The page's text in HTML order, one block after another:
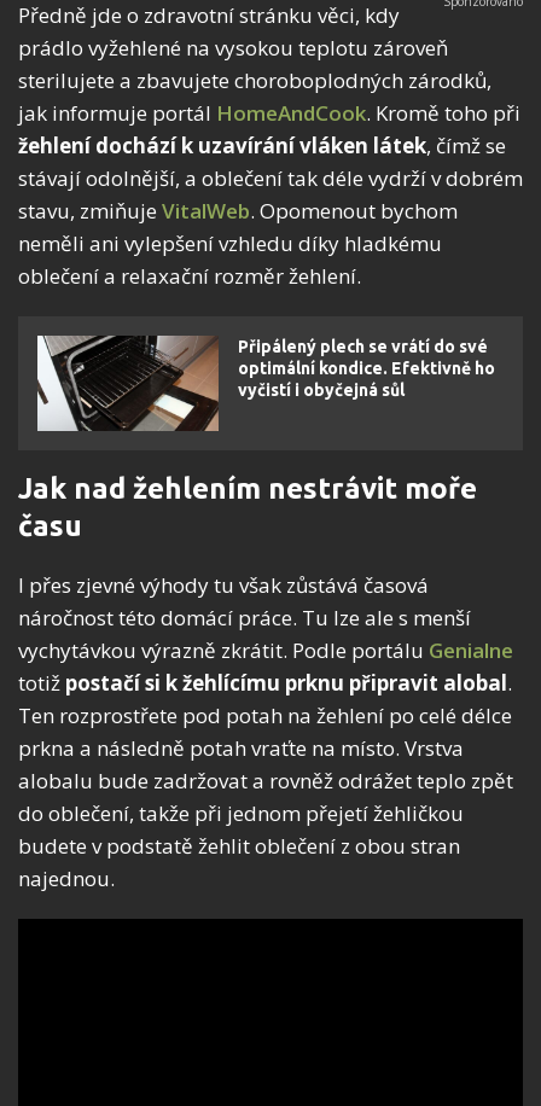
Předně jde o zdravotní stránku věci, kdy
prádlo vyžehlené na vysokou teplotu zároveň
sterilujete a zbavujete choroboplodných zárodků,
jak informuje portál HomeAndCook. Kromě toho při
žehlení dochází k uzavírání vláken látek, čímž se
stávají odolnější, a oblečení tak déle vydrží v dobrém
stavu, zmiňuje VitalWeb. Opomenout bychom
neměli ani vylepšení vzhledu díky hladkému
oblečení a relaxační rozměr žehlení.
Připálený plech se vrátí do své
optimální kondice. Efektivně ho
vyčistí i obyčejná sůl
Jak nad žehlením nestrávit moře
času
I přes zjevné výhody tu však zůstává časová
náročnost této domácí práce. Tu lze ale s menší
vychytávkou výrazně zkrátit. Podle portálu Genialne
totiž postačí si k žehlícímu prknu připravit alobal.
Ten rozprostřete pod potah na žehlení po celé délce
prkna a následně potah vraťte na místo. Vrstva
alobalu bude zadržovat a rovněž odrážet teplo zpět
do oblečení, takže při jednom přejetí žehličkou
budete v podstatě žehlit oblečení z obou stran
najednou.